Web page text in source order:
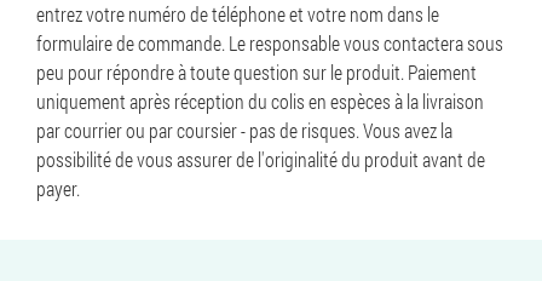
entrez votre numéro de téléphone et votre nom dans le
formulaire de commande. Le responsable vous contactera sous
peu pour répondre à toute question sur le produit. Paiement
uniquement après réception du colis en espèces à la livraison
par courrier ou par coursier - pas de risques. Vous avez la
possibilité de vous assurer de l'originalité du produit avant de
payer.